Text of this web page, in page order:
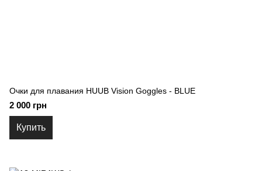
Очки для плавания HUUB Vision Goggles - BLUE
2 000 грн
Купить